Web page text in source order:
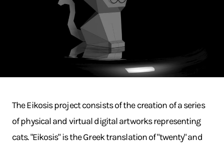
The Eikosis project consists of the creation of a series
of physical and virtual digital artworks representing
cats. "Eikosis" is the Greek translation of "twenty" and